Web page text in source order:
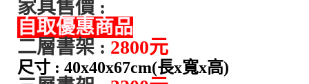
家具售價 :
自取優惠商品
二層書架 : 2800元
尺寸 : 40x40x67cm(長x寬x高)